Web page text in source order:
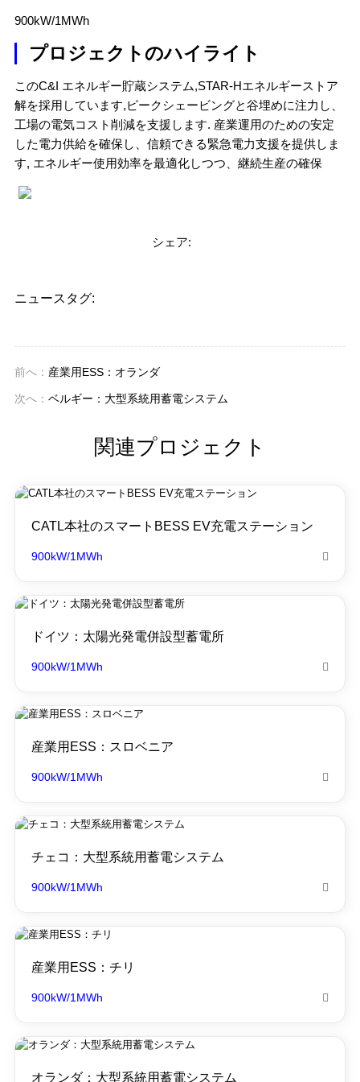
900kW/1MWh
プロジェクトのハイライト
このC&I エネルギー貯蔵システム,STAR-Hエネルギーストア
解を採用しています,ピークシェービングと谷埋めに注力し、
工場の電気コスト削減を支援します. 産業運用のための安定
した電力供給を確保し、信頼できる緊急電力支援を提供しま
す, エネルギー使用効率を最適化しつつ、継続生産の確保
シェア:
ニュースタグ:
前へ： 産業用ESS：オランダ
次へ： ベルギー：大型系統用蓄電システム
関連プロジェクト
CATL本社のスマートBESS EV充電ステーション
900kW/1MWh 
ドイツ：太陽光発電併設型蓄電所
900kW/1MWh 
産業用ESS：スロベニア
900kW/1MWh 
チェコ：大型系統用蓄電システム
900kW/1MWh 
産業用ESS：チリ
900kW/1MWh 
オランダ：大型系統用蓄電システム